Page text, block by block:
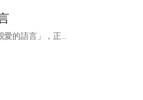
的語言」，正...